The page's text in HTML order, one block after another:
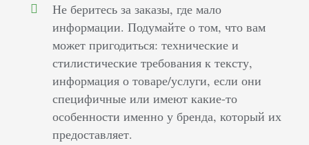
Не беритесь за заказы, где мало
информации. Подумайте о том, что вам
может пригодиться: технические и
стилистические требования к тексту,
информация о товаре/услуги, если они
специфичные или имеют какие-то
особенности именно у бренда, который их
предоставляет.